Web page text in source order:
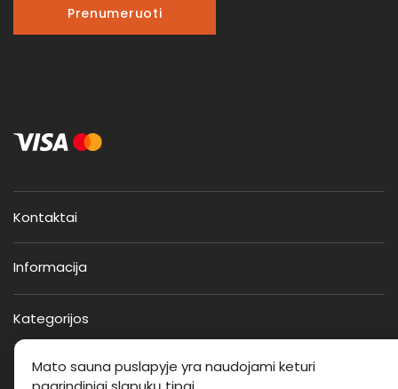
Kontaktai
Informacija
Kategorijos
Prenumeruoti
Mato sauna puslapyje yra naudojami keturi